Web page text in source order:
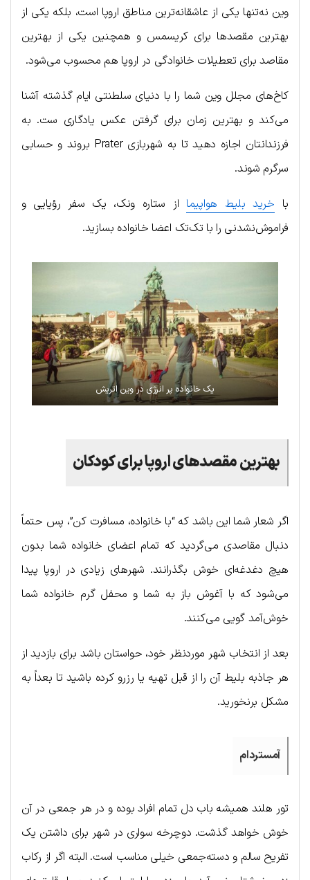
وین نه‌تنها یکی از عاشقانه‌ترین مناطق اروپا است، بلکه یکی از
بهترین مقصدها برای کریسمس و همچنین یکی از بهترین
مقاصد برای تعطیلات خانوادگی در اروپا هم محسوب می‌شود.
کاخ‌های مجلل وین شما را با دنیای سلطنتی ایام گذشته آشنا
می‌کند و بهترین زمان برای گرفتن عکس یادگاری ست. به
فرزندانتان اجازه دهید تا به شهربازی Prater بروند و حسابی
سرگرم شوند.
با خرید بلیط هواپیما از ستاره ونک، یک سفر رؤیایی و
فراموش‌نشدنی را با تک‌تک اعضا خانواده بسازید.
یک خانواده پر انرژی در وین اتریش
بهترین مقصدهای اروپا برای کودکان
اگر شعار شما این باشد که “با خانواده، مسافرت کن”، پس حتماً
دنبال مقاصدی می‌گردید که تمام اعضای خانواده شما بدون
هیچ دغدغه‌ای خوش بگذرانند. شهرهای زیادی در اروپا پیدا
می‌شود که با آغوش باز به شما و محفل گرم خانواده شما
خوش‌آمد گویی می‌کنند.
بعد از انتخاب شهر موردنظر خود، حواستان باشد برای بازدید از
هر جاذبه بلیط آن را از قبل تهیه یا رزرو کرده باشید تا بعداً به
مشکل برنخورید.
آمستردام
تور هلند همیشه باب دل تمام افراد بوده و در هر جمعی در آن
خوش خواهد گذشت. دوچرخه سواری در شهر برای داشتن یک
تفریح سالم و دسته‌جمعی خیلی مناسب است. البته اگر از رکاب